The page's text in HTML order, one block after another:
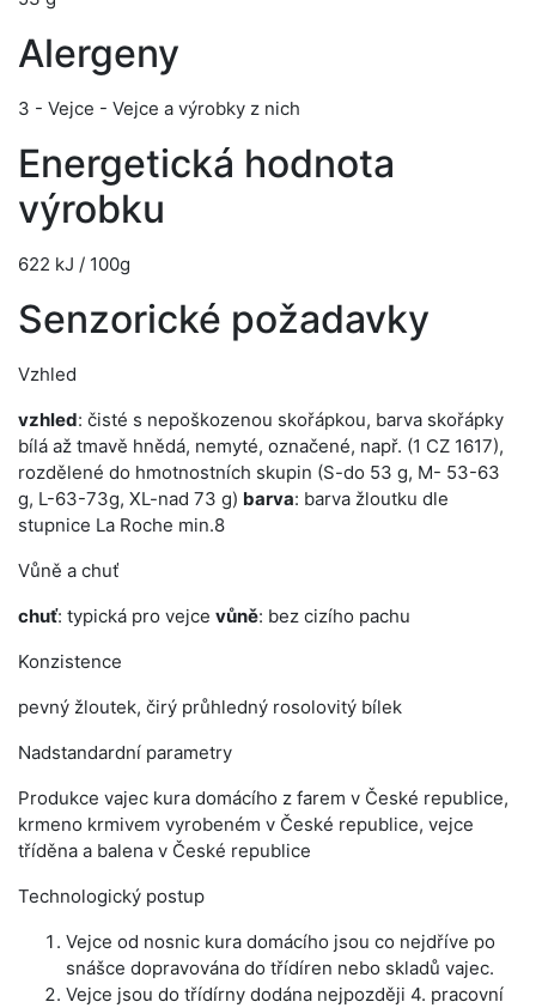
Alergeny
3 - Vejce - Vejce a výrobky z nich
Energetická hodnota
výrobku
622 kJ / 100g
Senzorické požadavky
Vzhled
vzhled: čisté s nepoškozenou skořápkou, barva skořápky
bílá až tmavě hnědá, nemyté, označené, např. (1 CZ 1617),
rozdělené do hmotnostních skupin (S-do 53 g, M- 53-63
g, L-63-73g, XL-nad 73 g) barva: barva žloutku dle
stupnice La Roche min.8
Vůně a chuť
chuť: typická pro vejce vůně: bez cizího pachu
Konzistence
pevný žloutek, čirý průhledný rosolovitý bílek
Nadstandardní parametry
Produkce vajec kura domácího z farem v České republice,
krmeno krmivem vyrobeném v České republice, vejce
tříděna a balena v České republice
Technologický postup
Vejce od nosnic kura domácího jsou co nejdříve po
snášce dopravována do třídíren nebo skladů vajec.
Vejce jsou do třídírny dodána nejpozději 4. pracovní